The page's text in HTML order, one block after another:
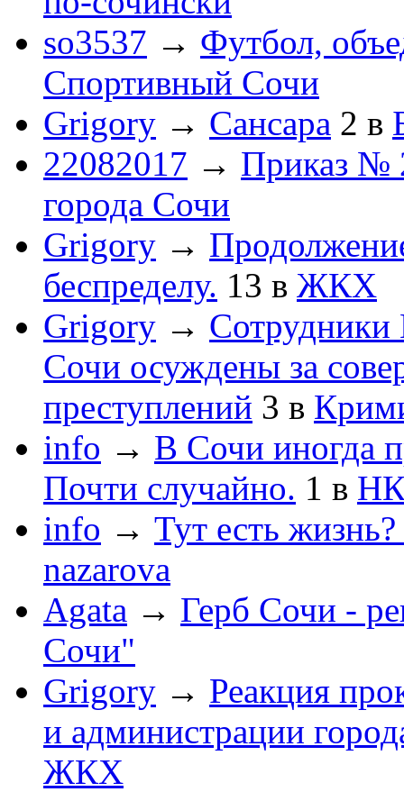
so3537 → Футбол,
Спортивный Сочи
Grigory → Сансара 2 в
22082017 → Приказ №
города Сочи
Grigory →
беспределу. 13 в ЖКХ
Grigory →
Сочи осуждены за
преступлений 3 в
info → В Сочи иногда
Почти случайно. 1 в
info → Тут есть
nazarova
Agata → Герб Сочи -
Сочи"
Grigory → Реакция
и администрации
ЖКХ